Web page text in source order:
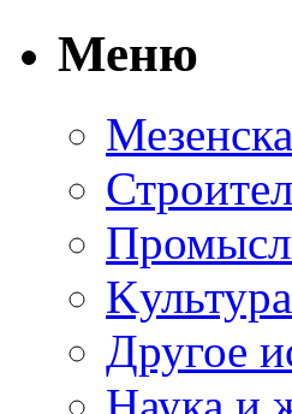
Меню
Kультура
Другое